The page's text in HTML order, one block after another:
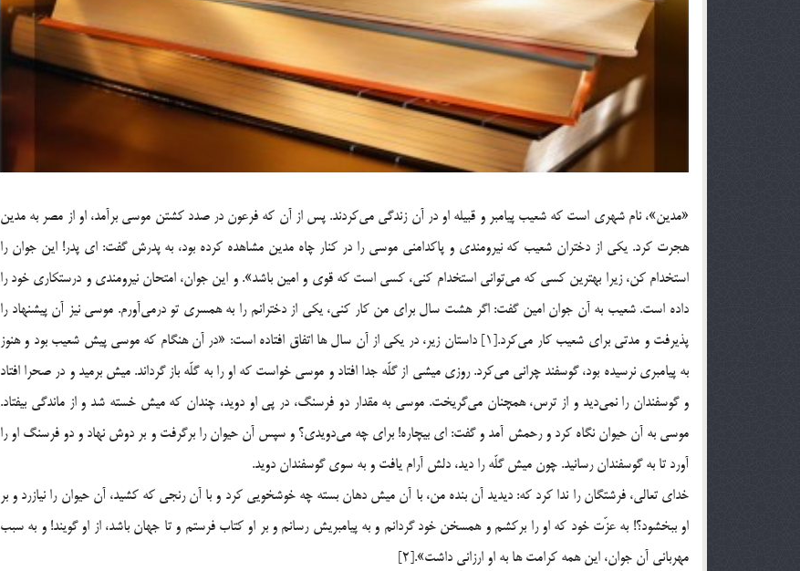
«مدين»، نام شهري است كه شعيب پيامبر و قبيله او در آن زندگي مي‌كردند. پس از آن كه فرعون در صدد كشتن موسي برآمد، او از مصر به مدين
هجرت كرد. يكي از دختران شعيب كه نيرومندي و پاكدامني موسي را در كنار چاه مدين مشاهده كرده بود، به پدرش گفت: اي پدر! اين جوان را
استخدام كن، زيرا بهترين كسي كه مي‌تواني استخدام كني، كسي است كه قوي و امين باشد». و اين جوان، امتحان نيرومندي و درستكاري خود را
داده است. شعيب به آن جوان امين گفت: اگر هشت سال براي من كار كني، يكي از دخترانم را به همسري تو درمي‌آورم. موسي نيز آن پيشنهاد را
پذيرفت و مدتي براي شعيب كار مي‌كرد.[1] داستان زير، در يكي از آن سال ها اتفاق افتاده است: «در آن هنگام كه موسي پيش شعيب بود و هنوز
به پيامبري نرسيده بود، گوسفند چراني مي‌كرد. روزي ميشي از گلّه جدا افتاد و موسي خواست كه او را به گلّه باز گرداند. ميش برميد و در صحرا افتاد
و گوسفندان را نمي‌ديد و از ترس، همچنان مي‌گريخت. موسي به مقدار دو فرسنگ، در پي او دويد، چندان كه ميش خسته شد و از ماندگي بيفتاد.
موسي به آن حيوان نگاه كرد و رحمش آمد و گفت: اي بيچاره! براي چه مي‌دويدي؟ و سپس آن حيوان را برگرفت و بر دوش نهاد و دو فرسنگ او را
آورد تا به گوسفندان رسانيد. چون ميش گلّه را ديد، دلش آرام يافت و به سوي گوسفندان دويد.
خداي تعالي، فرشتگان را ندا كرد كه: ديديد آن بنده من، با آن ميش دهان بسته چه خوشخويي كرد و با آن رنجي كه كشيد، آن حيوان را نيازرد و بر
او ببخشود؟! به عزّت خود كه او را بركشم و همسخن خود گردانم و به پيامبريش رسانم و بر او كتاب فرستم و تا جهان باشد، از او گويند!‌ و به سبب
مهرباني آن جوان، اين همه كرامت ها به او ارزاني داشت».[2]